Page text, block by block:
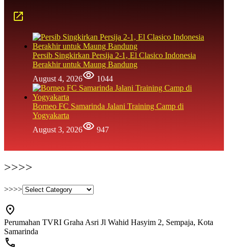
Persib Singkirkan Persija 2-1, El Clasico Indonesia
Berakhir untuk Maung Bandung
August 4, 2026
1044
Borneo FC Samarinda Jalani Training Camp di
Yogyakarta
August 3, 2026
947
>>>>
>>>>
Perumahan TVRI Graha Asri Jl Wahid Hasyim 2, Sempaja, Kota
Samarinda